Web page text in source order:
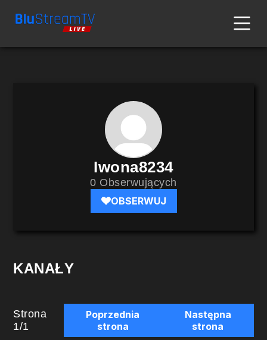
Iwona8234
0 Obserwujących
OBSERWUJ
KANAŁY
Strona
1/1
Poprzednia
strona
Następna
strona